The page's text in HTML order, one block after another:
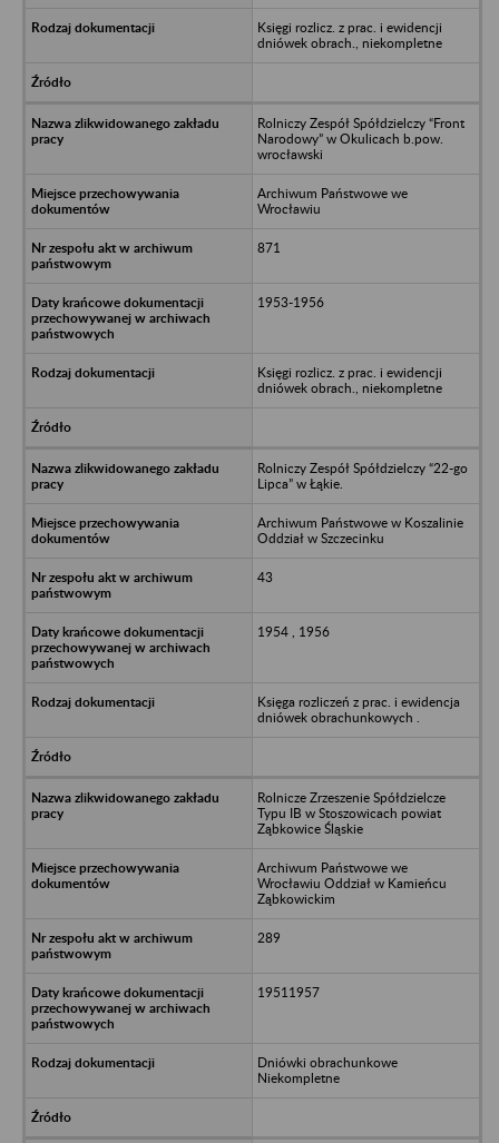
Księgi rozlicz. z prac. i ewidencji
dniówek obrach., niekompletne
Rolniczy Zespół Spółdzielczy “Front
Narodowy” w Okulicach b.pow.
wrocławski
Archiwum Państwowe we
Wrocławiu
871
1953-1956
Księgi rozlicz. z prac. i ewidencji
dniówek obrach., niekompletne
Rolniczy Zespół Spółdzielczy “22-go
Lipca” w Łąkie.
Archiwum Państwowe w Koszalinie
Oddział w Szczecinku
43
1954 , 1956
Księga rozliczeń z prac. i ewidencja
dniówek obrachunkowych .
Rolnicze Zrzeszenie Spółdzielcze
Typu IB w Stoszowicach powiat
Ząbkowice Śląskie
Archiwum Państwowe we
Wrocławiu Oddział w Kamieńcu
Ząbkowickim
289
19511957
Dniówki obrachunkowe
Niekompletne